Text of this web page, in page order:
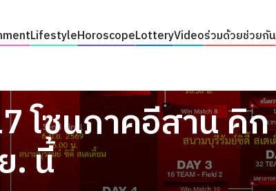
LifestyleHoroscopeLotteryVideoร่วมด้วยช่วยกัน
โซนภาคอีสาน คิก
. นี้